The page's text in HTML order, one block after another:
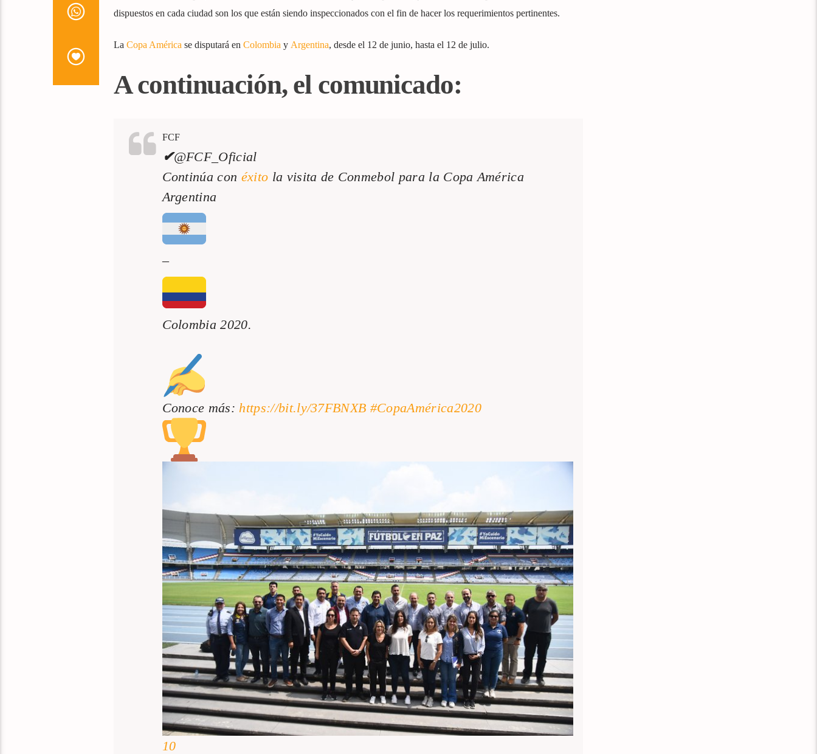
dispuestos en cada ciudad son los que están siendo inspeccionados con el fin de hacer los requerimientos pertinentes.
La Copa América se disputará en Colombia y Argentina, desde el 12 de junio, hasta el 12 de julio.
A continuación, el comunicado:
FCF
✔@FCF_Oficial
Continúa con éxito la visita de Conmebol para la Copa América
Argentina
–
Colombia 2020.
Conoce más: https://bit.ly/37FBNXB #CopaAmérica2020
10